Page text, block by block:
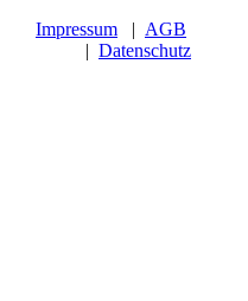
Impressum | AGB
| Datenschutz